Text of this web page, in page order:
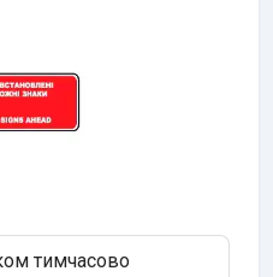
тимчасово